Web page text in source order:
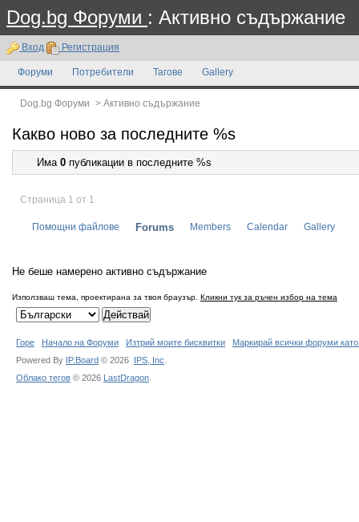
Dog.bg Форуми : Активно съдържание
Вход Регистрация
Форуми Потребители Тагове Gallery
Dog.bg Форуми > Активно съдържание
Какво ново за последните %s
Има 0 публикации в последните %s
Страница 1 от 1
Помощни файлове Forums Members Calendar Gallery
Не беше намерено активно съдържание
Използваш тема, проектирана за твоя браузър. Кликни тук за ръчен избор на тема
Горе Начало на Форуми Изтрий моите бисквитки
Маркирай всички форуми
Powered By IP.Board © 2026 IPS, Inc
Облако тегов © 2026 LastDragon